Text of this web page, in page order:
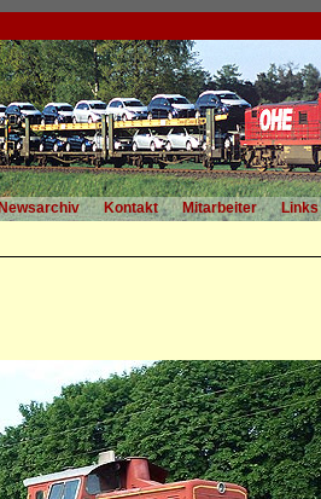
Newsarchiv Kontakt Mitarbeiter Links